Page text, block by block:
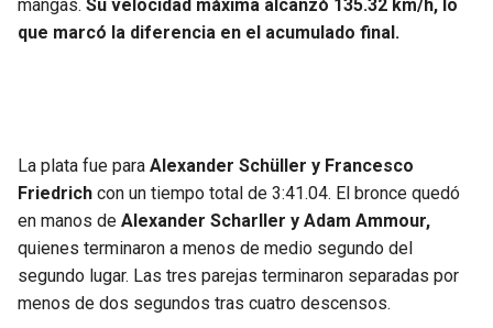
mangas. Su velocidad máxima alcanzó 135.32 km/h, lo
que marcó la diferencia en el acumulado final.
La plata fue para Alexander Schüller y Francesco
Friedrich con un tiempo total de 3:41.04. El bronce quedó
en manos de Alexander Scharller y Adam Ammour,
quienes terminaron a menos de medio segundo del
segundo lugar. Las tres parejas terminaron separadas por
menos de dos segundos tras cuatro descensos.